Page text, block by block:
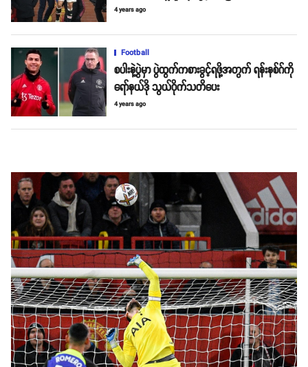
4 years ago
Football
စပါးနဲ့ပွဲမှာ ပွဲထွက်ကစားခွင့်ရဖို့အတွက် ရန်းနစ်ဂ်ကို
ရော်နယ်ဒို သွယ်ဝိုက်သတိပေး
4 years ago